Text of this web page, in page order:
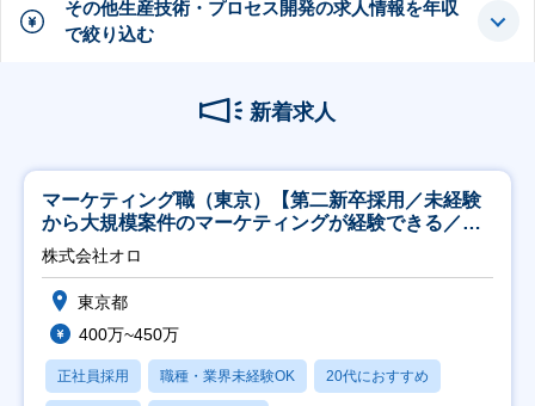
その他生産技術・プロセス開発の求人情報を年収
で絞り込む
新着求人
マーケティング職（東京）【第二新卒採用／未経験
から大規模案件のマーケティングが経験できる／研
修充実】
株式会社オロ
東京都
400万~450万
正社員採用 職種・業界未経験OK 20代におすすめ